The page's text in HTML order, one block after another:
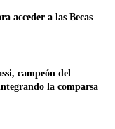
acceder a las Becas
campeón del
la comparsa